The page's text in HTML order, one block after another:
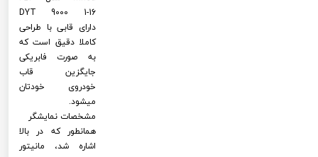
DYT 9000 1-16
دارای قابی با طراحی
کاملا دقیق است که
به صورت فابریکی
جایگزین قاب
خودروی خودتان
میشود.
مشخصات نمایشگر
همانطور که در بالا
اشاره شد، مانیتور